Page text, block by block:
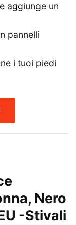
aggiunge un
pannelli
i tuoi piedi
Nero
-Stivali